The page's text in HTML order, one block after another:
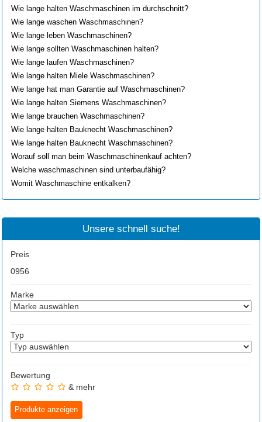
Wie lange halten Waschmaschinen im durchschnitt?
Wie lange waschen Waschmaschinen?
Wie lange leben Waschmaschinen?
Wie lange sollten Waschmaschinen halten?
Wie lange laufen Waschmaschinen?
Wie lange halten Miele Waschmaschinen?
Wie lange hat man Garantie auf Waschmaschinen?
Wie lange halten Siemens Waschmaschinen?
Wie lange brauchen Waschmaschinen?
Wie lange halten Bauknecht Waschmaschinen?
Wie lange halten Bauknecht Waschmaschinen?
Worauf soll man beim Waschmaschinenkauf achten?
Welche waschmaschinen sind unterbaufähig?
Womit Waschmaschine entkalken?
Unsere schnell suche!
Preis
0956
Marke
Typ
Bewertung
& mehr